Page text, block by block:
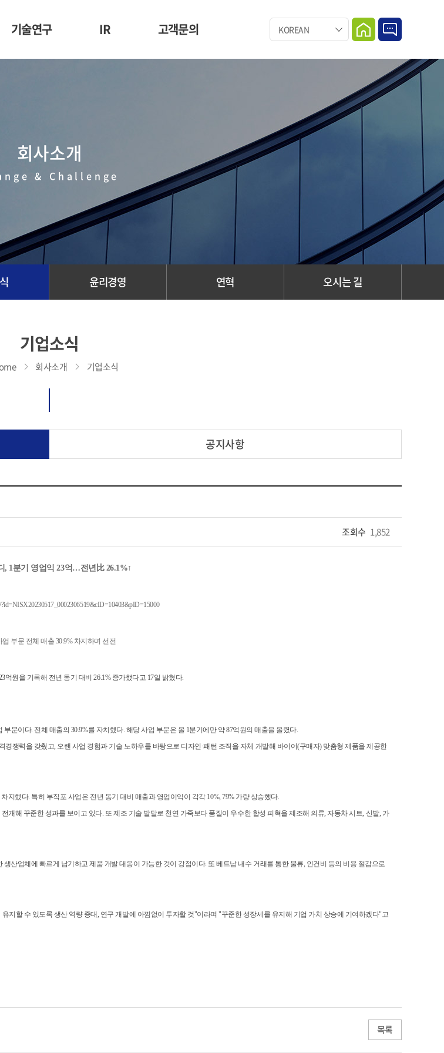
기술연구 IR 고객문의 KOREAN
회사소개
& Challenge
윤리경영 연혁 오시는 길
기업소식
회사소개 기업소식
공지사항
조회수 1,852
, 1분기 영업익 23억…전년比 26.1%↑
?id=NISX20230517_0002306519&cID=10403&pID=15000
업 부문 전체 매출 30.9% 차지하며 선전
원을 기록해 전년 동기 대비 26.1% 증가했다고 17일 밝혔다.
문이다. 전체 매출의 30.9%를 자치했다. 해당 사업 부문은 올 1분기에만 약 87억원의 매출을 올렸다.
쟁력을 갖췄고, 오랜 사업 경험과 기술 노하우를 바탕으로 디자인·패턴 조직을 자체 개발해 바이어(구매자) 맞춤형 제품을 제공한
지했다. 특히 부직포 사업은 전년 동기 대비 매출과 영업이익이 각각 10%, 79% 가량 상승했다.
해 꾸준한 성과를 보이고 있다. 또 제조 기술 발달로 천연 가죽보다 품질이 우수한 합성 피혁을 제조해 의류, 자동차 시트, 신발, 가
산업체에 빠르게 납기하고 제품 개발 대응이 가능한 것이 강점이다. 또 베트남 내수 거래를 통한 물류, 인건비 등의 비용 절감으로
할 수 있도록 생산 역량 증대, 연구 개발에 아낌없이 투자할 것"이라며 "꾸준한 성장세를 유지해 기업 가치 상승에 기여하겠다"고
목록